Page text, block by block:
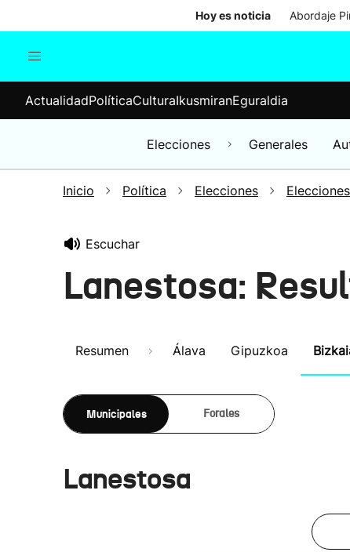
Hoy es noticia Abordaje
Elecciones
ActualidadPolíticaCulturaIkusmiranEguraldia
Elecciones Generales
Inicio Política Elecciones
Escuchar
Lanestosa:
Resumen Álava Gipuzkoa
Municipales Forales
Lanestosa